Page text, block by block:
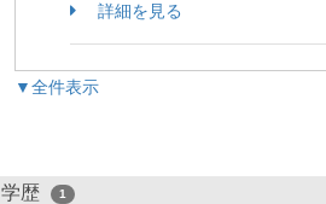
詳細を見る
▼全件表示
学歴 1